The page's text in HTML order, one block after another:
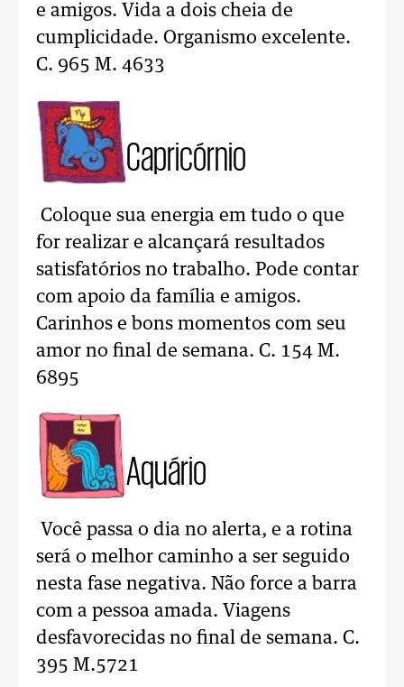
e amigos. Vida a dois cheia de
cumplicidade. Organismo excelente.
C. 965 M. 4633
Capricórnio
Coloque sua energia em tudo o que
for realizar e alcançará resultados
satisfatórios no trabalho. Pode contar
com apoio da família e amigos.
Carinhos e bons momentos com seu
amor no final de semana. C. 154 M.
6895
Aquário
Você passa o dia no alerta, e a rotina
será o melhor caminho a ser seguido
nesta fase negativa. Não force a barra
com a pessoa amada. Viagens
desfavorecidas no final de semana. C.
395 M.5721